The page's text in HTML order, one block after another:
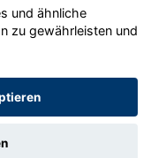
2020 - 2026
und ähnliche
zu gewährleisten und